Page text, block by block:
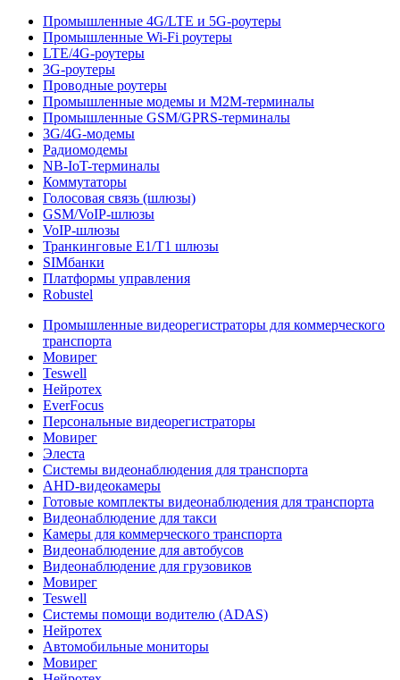
Промышленные 4G/LTE и 5G-роутеры
Промышленные Wi-Fi роутеры
LTE/4G-роутеры
3G-роутеры
Проводные роутеры
Промышленные модемы и M2M-терминалы
Промышленные GSM/GPRS-терминалы
3G/4G-модемы
Радиомодемы
NB-IoT-терминалы
Коммутаторы
Голосовая связь (шлюзы)
GSM/VoIP-шлюзы
VoIP-шлюзы
Транкинговые E1/T1 шлюзы
SIMбанки
Платформы управления
Robustel
Промышленные видеорегистраторы для коммерческого
транспорта
Мовирег
Teswell
Нейротех
EverFocus
Персональные видеорегистраторы
Мовирег
Элеста
Системы видеонаблюдения для транспорта
AHD-видеокамеры
Готовые комплекты видеонаблюдения для транспорта
Видеонаблюдение для такси
Камеры для коммерческого транспорта
Видеонаблюдение для автобусов
Видеонаблюдение для грузовиков
Мовирег
Teswell
Системы помощи водителю (ADAS)
Нейротех
Автомобильные мониторы
Мовирег